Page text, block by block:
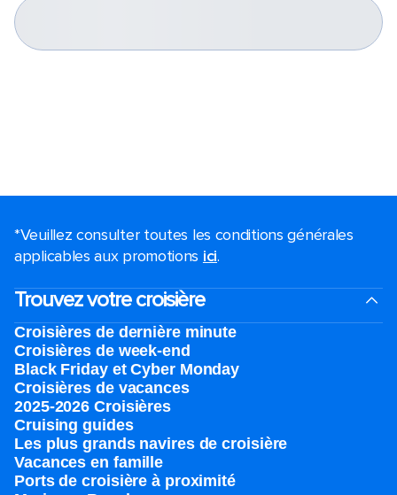
*Veuillez consulter toutes les conditions générales
applicables aux promotions ici.
Trouvez votre croisière
Croisières de dernière minute
Croisières de week-end
Black Friday et Cyber Monday
Croisières de vacances
2025-2026 Croisières
Cruising guides
Les plus grands navires de croisière
Vacances en famille
Ports de croisière à proximité